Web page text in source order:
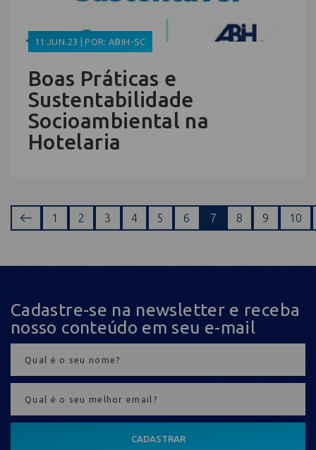
11.JUN.23 | POR: ABIH-SC
Boas Práticas e
Sustentabilidade
Socioambiental na
Hotelaria
1 2 3 4 5 6 7 8 9 10
Cadastre-se na newsletter e receba
nosso conteúdo em seu e-mail
CADASTRAR